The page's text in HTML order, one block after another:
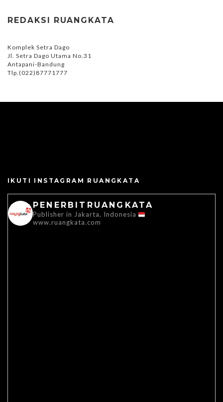
REDAKSI RUANGKATA
Komplek Setra Dago
Jl. Setra Dago Utama No.31
Antapani-Bandung
Tlp.(022)87771777
IKUTI INSTAGRAM RUANGKATA
PENERBITRUANGKATA
Publisher in Jakarta, Indonesia
www.ruangkata.com